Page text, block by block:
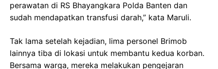
perawatan di RS Bhayangkara Polda Banten dan
sudah mendapatkan transfusi darah,” kata Maruli.
Tak lama setelah kejadian, lima personel Brimob
lainnya tiba di lokasi untuk membantu kedua korban.
Bersama warga, mereka melakukan pengejaran